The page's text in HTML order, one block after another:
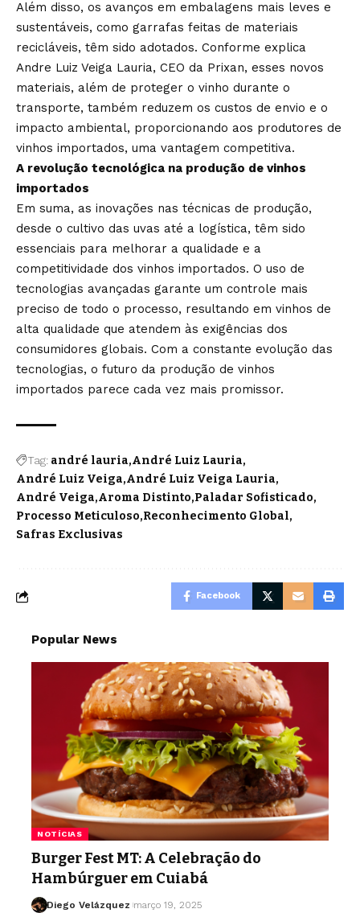
Além disso, os avanços em embalagens mais leves e
sustentáveis, como garrafas feitas de materiais
recicláveis, têm sido adotados. Conforme explica
Andre Luiz Veiga Lauria, CEO da Prixan, esses novos
materiais, além de proteger o vinho durante o
transporte, também reduzem os custos de envio e o
impacto ambiental, proporcionando aos produtores de
vinhos importados, uma vantagem competitiva.
A revolução tecnológica na produção de vinhos
importados
Em suma, as inovações nas técnicas de produção,
desde o cultivo das uvas até a logística, têm sido
essenciais para melhorar a qualidade e a
competitividade dos vinhos importados. O uso de
tecnologias avançadas garante um controle mais
preciso de todo o processo, resultando em vinhos de
alta qualidade que atendem às exigências dos
consumidores globais. Com a constante evolução das
tecnologias, o futuro da produção de vinhos
importados parece cada vez mais promissor.
Tag: andré lauria André Luiz Lauria
André Luiz Veiga André Luiz Veiga Lauria
André Veiga Aroma Distinto Paladar Sofisticado
Processo Meticuloso Reconhecimento Global
Safras Exclusivas
Facebook
Popular News
NOTÍCIAS
Burger Fest MT: A Celebração do
Hambúrguer em Cuiabá
Diego Velázquez março 19, 2025